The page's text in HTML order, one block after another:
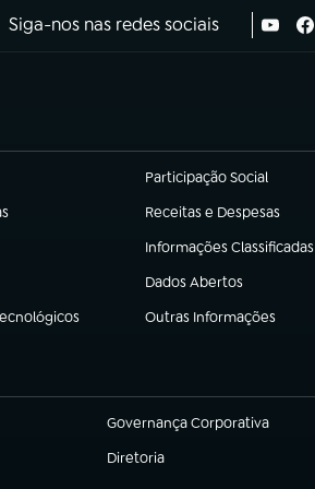
Siga-nos nas redes sociais
Participação Social
(abre em nova aba)
Receitas e Despesas
(abre em nova aba)
Informações Classificadas
(abre em nova aba)
Dados Abertos
(abre em nova aba)
Outras Informações
(abre em nova aba)
Governança Corporativa
(abre em nova aba)
Diretoria
(abre em nova aba)